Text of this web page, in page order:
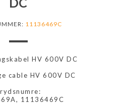
11136469C
HV 600V DC
cable HV 600V DC
11136469C